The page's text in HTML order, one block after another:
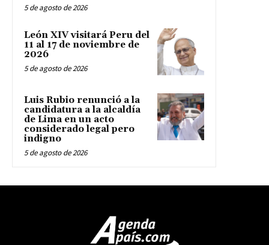
5 de agosto de 2026
León XIV visitará Peru del
11 al 17 de noviembre de
2026
5 de agosto de 2026
Luis Rubio renunció a la
candidatura a la alcaldía
de Lima en un acto
considerado legal pero
indigno
5 de agosto de 2026